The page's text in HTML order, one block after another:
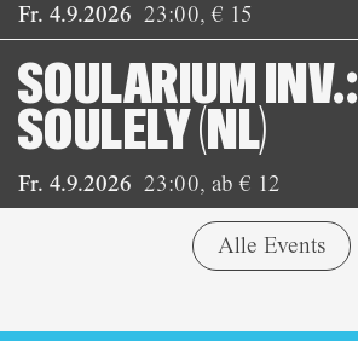
Fr. 4.9.2026 23:00,€ 15
Fr. 4.9.2026 23:00, ab € 12
SOULARIUM INV.:
SOULELY (NL)
Alle Events